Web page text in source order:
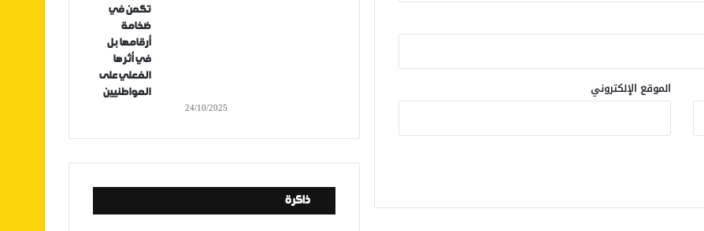
الموقع الإلكتروني
تكمن في
ضخامة
أرقامها بل
في أثرها
الفعلي على
المواطنيين
24/10/2025
ذاكرة